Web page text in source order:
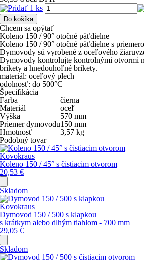
Do košíka
Chcem sa opýtať
Koleno 150 / 90° otočné päťdielne
Koleno 150 / 90° otočné päťdielne s
Dymovody sú vyrobené z oceľového
Dymovody kontrolujte kontrolnými otvormi
brikety a hnedouhoľné brikety.
materiál: oceľový plech
odolnosť: do 500°C
Špecifikácia
Farba
čierna
Materiál
oceľ
Výška
570 mm
Priemer dymovodu150 mm
Hmotnosť
3,57 kg
Podobný tovar
Kovokraus
Koleno 150 / 45° s čistiacim otvorom
20,53 €
Skladom
Kovokraus
Dymovod 150 / 500 s klapkou
s krátkym alebo dlhým tiahlom - 700 mm
29,05 €
Skladom